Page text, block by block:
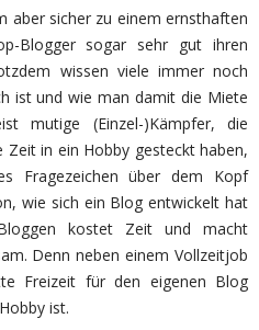
aber sicher zu einem ernsthaften
Blogger sogar sehr gut ihren
wissen viele immer noch
ist und wie man damit die Miete
mutige (Einzel-)Kämpfer, die
in ein Hobby gesteckt haben,
Fragezeichen über dem Kopf
wie sich ein Blog entwickelt hat
kostet Zeit und macht
Denn neben einem Vollzeitjob
Freizeit für den eigenen Blog
ist.